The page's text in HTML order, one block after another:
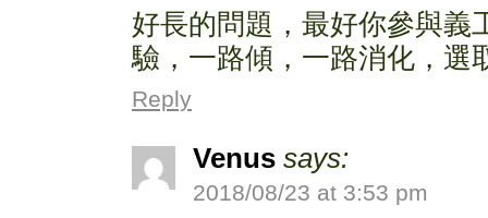
好長的問題，最好你參與義
驗，一路傾，一路消化，
Reply
Venus says:
2018/08/23 at 3:53 pm